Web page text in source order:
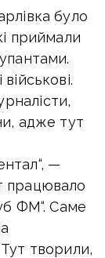
було
приймали
адже тут
—
працювало
ФМ“.Саме
Тут творили,